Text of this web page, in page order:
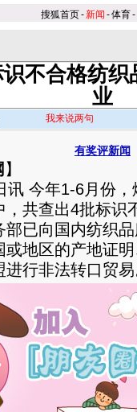
搜狐首页-新闻 -体育-
不合格纺
业
我来说两句
有奖评新闻
】
今年1-6月份，
，共查出4批标识
向国内纺织品
或地区的产地证
进行非法转口贸